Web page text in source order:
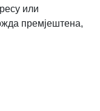
или
премјештена,